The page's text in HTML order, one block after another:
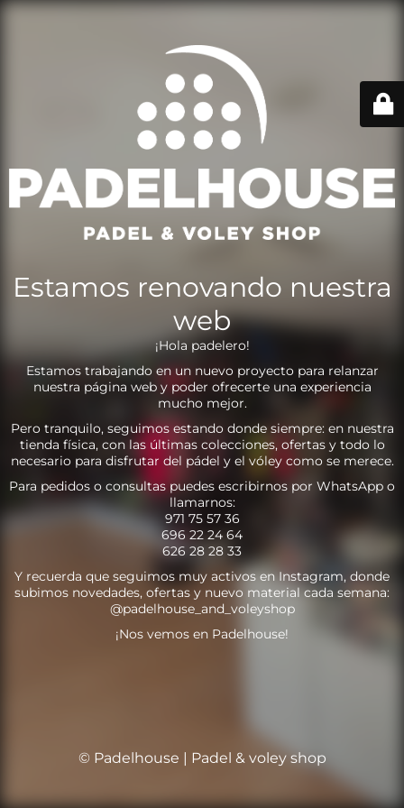
Estamos renovando nuestra
web
¡Hola padelero!
Estamos trabajando en un nuevo proyecto para relanzar
nuestra página web y poder ofrecerte una experiencia
mucho mejor.
Pero tranquilo, seguimos estando donde siempre: en nuestra
tienda física, con las últimas colecciones, ofertas y todo lo
necesario para disfrutar del pádel y el vóley como se merece.
Para pedidos o consultas puedes escribirnos por WhatsApp o
llamarnos:
971 75 57 36
696 22 24 64
626 28 28 33
Y recuerda que seguimos muy activos en Instagram, donde
subimos novedades, ofertas y nuevo material cada semana:
@padelhouse_and_voleyshop
¡Nos vemos en Padelhouse!
© Padelhouse | Padel & voley shop